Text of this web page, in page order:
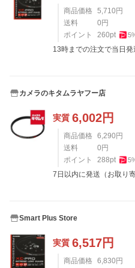
商品価格 5,710 円
送料
0 円
ポイント
260pt 5
13時までの注文で当日発
カメラのキタムラヤフー店
実質 6,002円
商品価格 6,290 円
送料
0 円
ポイント
288pt 5
7日以内に発送（お取り
Smart Plus Store
実質 6,517円
商品価格 6,830 円